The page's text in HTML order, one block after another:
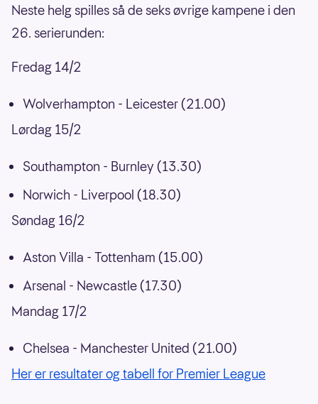
Neste helg spilles så de seks øvrige kampene i den
26. serierunden:
Fredag 14/2
Wolverhampton - Leicester (21.00)
Lørdag 15/2
Southampton - Burnley (13.30)
Norwich - Liverpool (18.30)
Søndag 16/2
Aston Villa - Tottenham (15.00)
Arsenal - Newcastle (17.30)
Mandag 17/2
Chelsea - Manchester United (21.00)
Her er resultater og tabell for Premier League